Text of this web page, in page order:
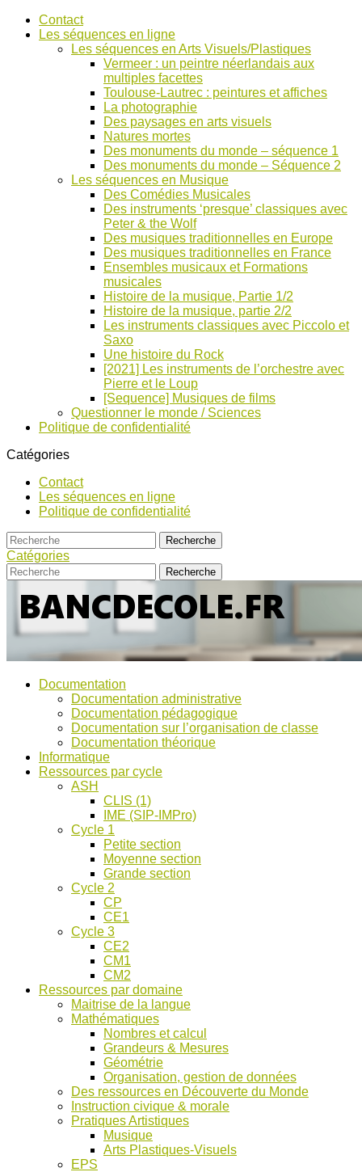
AccéderContact
Les séquences en ligne
Les séquences en Arts Visuels/Plastiques
Vermeer : un peintre néerlandais aux
multiples facettes
Toulouse-Lautrec : peintures et affiches
La photographie
Des paysages en arts visuels
Natures mortes
Des monuments du monde – séquence 1
Des monuments du monde – Séquence 2
Les séquences en Musique
Des Comédies Musicales
Des instruments ‘presque’ classiques avec
Peter & the Wolf
Des musiques traditionnelles en Europe
Des musiques traditionnelles en France
Ensembles musicaux et Formations
musicales
Histoire de la musique, Partie 1/2
Histoire de la musique, partie 2/2
Les instruments classiques avec Piccolo et
Saxo
Une histoire du Rock
[2021] Les instruments de l’orchestre avec
Pierre et le Loup
[Sequence] Musiques de films
Questionner le monde / Sciences
Politique de confidentialité
Catégories
Contact
Les séquences en ligne
Politique de confidentialité
Catégories
Bancs
d’Ecole
pour
discussions
Documentation
Documentation administrative
Documentation pédagogique
Documentation sur l’organisation de classe
Documentation théorique
Informatique
Ressources par cycle
ASH
CLIS (1)
IME (SIP-IMPro)
Cycle 1
Petite section
Moyenne section
Grande section
Cycle 2
CP
CE1
Cycle 3
CE2
CM1
CM2
Ressources par domaine
Maitrise de la langue
Mathématiques
Nombres et calcul
Grandeurs & Mesures
Géométrie
Organisation, gestion de données
Des ressources en Découverte du Monde
Instruction civique & morale
Pratiques Artistiques
Musique
Arts Plastiques-Visuels
EPS